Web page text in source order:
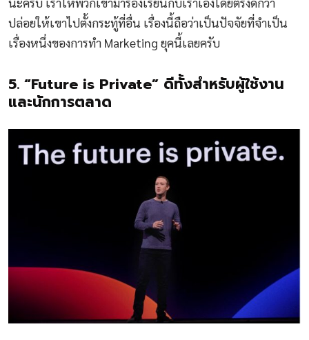
ปล่อยให้เขาไปตั้งกระทู้ที่อื่น เรื่องนี้ถือว่าเป็นปัจจัยที่จำเป็น
เรื่องหนึ่งของการทำ Marketing ยุคนี้เลยครับ
5. “Future is Private” ดีทั้งสำหรับผู้ใช้งาน
และนักการตลาด